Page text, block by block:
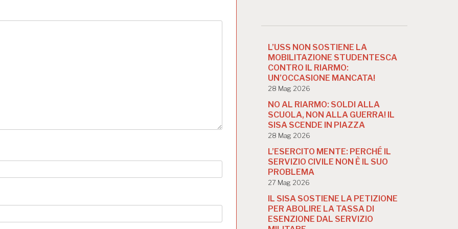
L’USS NON SOSTIENE LA
MOBILITAZIONE STUDENTESCA
CONTRO IL RIARMO:
UN’OCCASIONE MANCATA!
28 Mag 2026
NO AL RIARMO: SOLDI ALLA
SCUOLA, NON ALLA GUERRA! IL
SISA SCENDE IN PIAZZA
28 Mag 2026
L’ESERCITO MENTE: PERCHÉ IL
SERVIZIO CIVILE NON È IL SUO
PROBLEMA
27 Mag 2026
IL SISA SOSTIENE LA PETIZIONE
PER ABOLIRE LA TASSA DI
ESENZIONE DAL SERVIZIO